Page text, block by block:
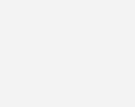
für die
breites Sortiment: Damit will sich
Handwerks beim Thema Energiewende
beim Verbraucher
durch das Angebot des